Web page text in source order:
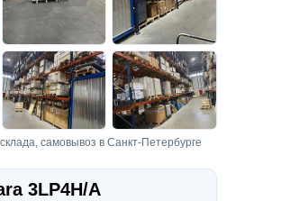
самовывоз в Санкт-Петербурге
3LP4H/A